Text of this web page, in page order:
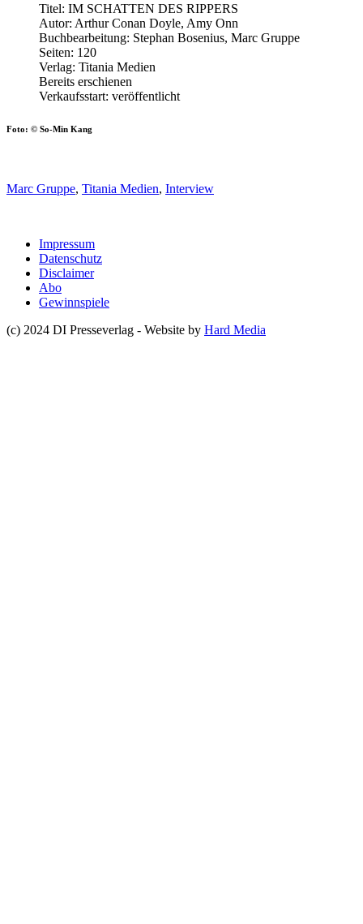
Titel: IM SCHATTEN DES RIPPERS
Autor: Arthur Conan Doyle, Amy Onn
Buchbearbeitung: Stephan Bosenius, Marc Gruppe
Seiten: 120
Verlag: Titania Medien
Bereits erschienen
Verkaufsstart: veröffentlicht
Foto: © So-Min Kang
Marc Gruppe, Titania Medien, Interview
Impressum
Datenschutz
Disclaimer
Abo
Gewinnspiele
(c) 2024 DI Presseverlag - Website by Hard Media